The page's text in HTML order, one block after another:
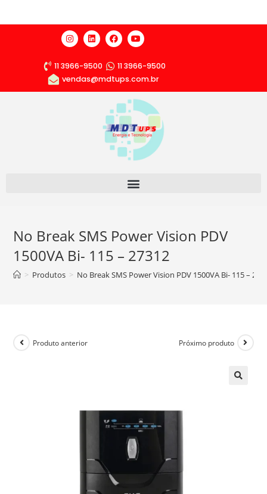
11 3966-9500
11 3966-9500
vendas@mdtups.com.br
No Break SMS Power Vision PDV
1500VA Bi- 115 – 27312
> Produtos > No Break SMS Power Vision PDV 1500VA Bi- 115 –
Produto anterior Próximo produto